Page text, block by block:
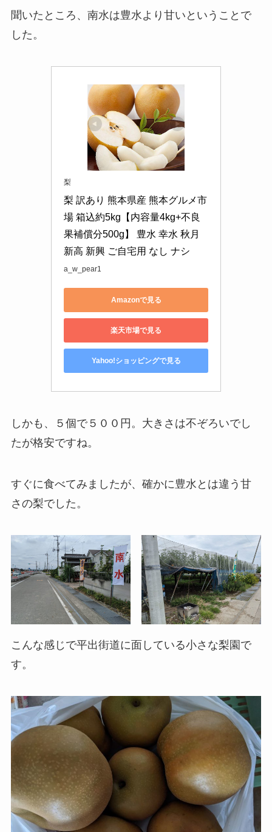
聞いたところ、南水は豊水より甘いということで
した。
梨
梨 訳あり 熊本県産 熊本グルメ市
場 箱込約5kg【内容量4kg+不良
果補償分500g】 豊水 幸水 秋月
新高 新興 ご自宅用 なし ナシ
a_w_pear1
Amazonで見る
楽天市場で見る
Yahoo!ショッピングで見る
しかも、５個で５００円。大きさは不ぞろいでし
たが格安ですね。
すぐに食べてみましたが、確かに豊水とは違う甘
さの梨でした。
こんな感じで平出街道に面している小さな梨園で
す。